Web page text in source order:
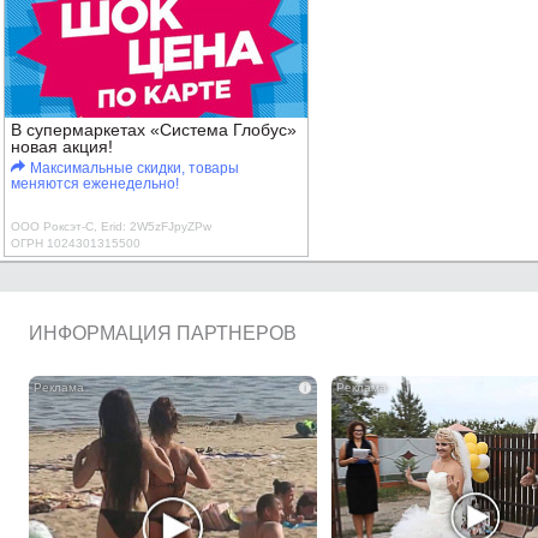
В супермаркетах «Система Глобус»
новая акция!
Максимальные скидки, товары
меняются еженедельно!
ООО Роксэт-С, Erid: 2W5zFJpyZPw
ОГРН 1024301315500
ИНФОРМАЦИЯ ПАРТНЕРОВ
i